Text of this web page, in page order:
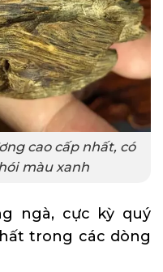
cao cấp nhất, có
màu xanh
ngà, cực kỳ quý
trong các dòng